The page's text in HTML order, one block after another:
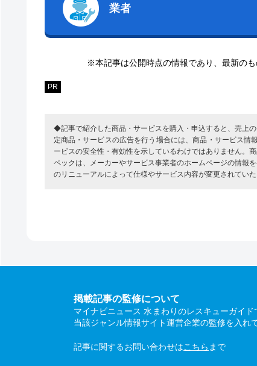
業者
※本記事は公開時点の情報であり、最新の
PR
◆記事で紹介した商品・サービスを購入・申込すると、売上
定商品・サービスの広告を行う場合には、商品・サービス
ービスの安全性・有効性を示しているわけではありません。
ペックは、メーカーやサービス事業者のホームページの情報
のリニューアルによって仕様やサービス内容が変更されてい
掲載記事の監修について
マイナビニュース 水まわりのレスキューガイ
当該ジャンル情報サイト運営企業の監修を入れ
記事に関するお問い合わせはこちら まで